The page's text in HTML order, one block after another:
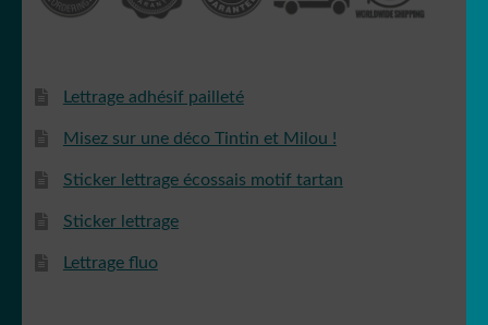
Lettrage adhésif pailleté
Misez sur une déco Tintin et Milou !
Sticker lettrage écossais motif tartan
Sticker lettrage
Lettrage fluo